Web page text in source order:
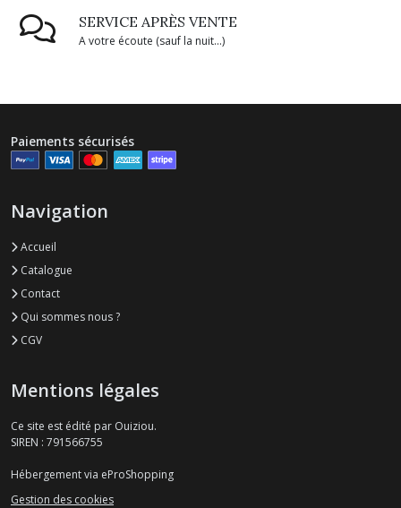
SERVICE APRÈS VENTE
A votre écoute (sauf la nuit...)
Paiements sécurisés
Navigation
Accueil
Catalogue
Contact
Qui sommes nous ?
CGV
Mentions légales
Ce site est édité par Ouiziou.
SIREN : 791566755
Hébergement via eProShopping
Gestion des cookies